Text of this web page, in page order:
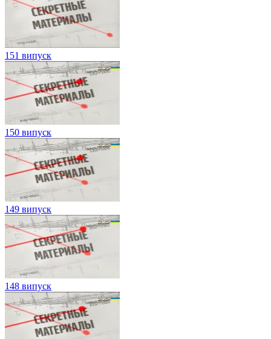
151 випуск
150 випуск
149 випуск
148 випуск